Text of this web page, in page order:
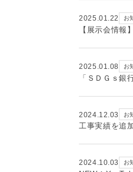
2025.01.22 お
【展示会情
2025.01.08 お
「ＳＤＧｓ銀
2024.12.03 お
工事実績を追
2024.10.03 お